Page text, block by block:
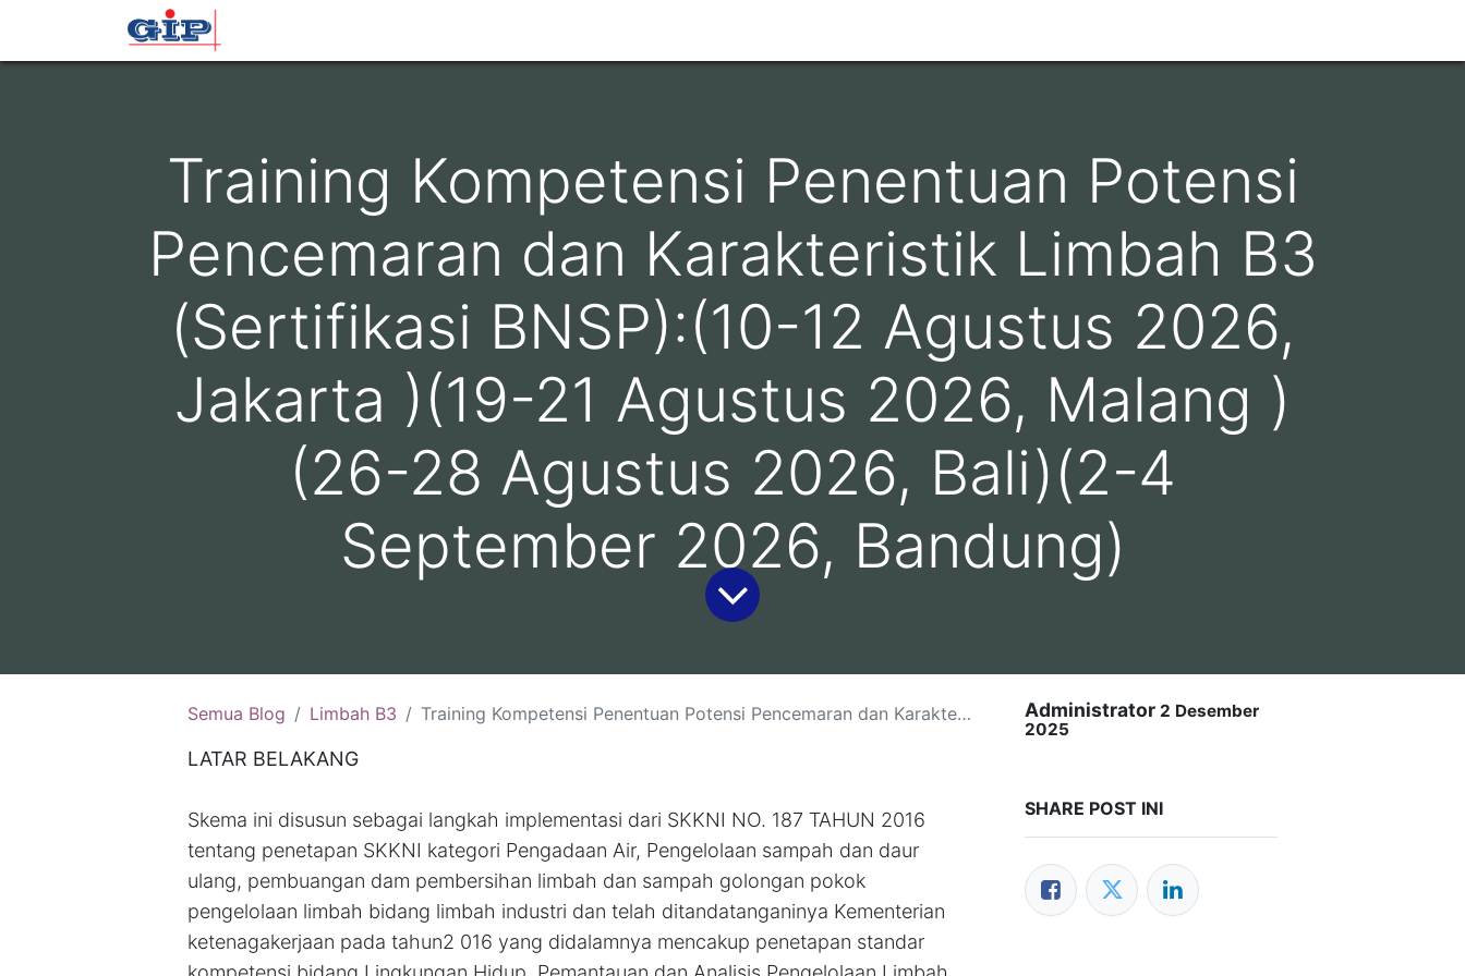
Training Kompetensi Penentuan Potensi
Pencemaran dan Karakteristik Limbah B3
(Sertifikasi BNSP):(10-12 Agustus 2026,
Jakarta )(19-21 Agustus 2026, Malang )
(26-28 Agustus 2026, Bali)(2-4
September 2026, Bandung)
Semua Blog Limbah B3 Training Kompetensi Penentuan Potensi Pencemaran dan Karakteristik Limbah B3 (Sertifikasi BNSP):(10-12 Agustus 2026, Jakarta )(19-21 Agustus 2026, Malang )(26-28 Agustus 2026, Bali)(2-4 September 2026, Bandung)
LATAR BELAKANG
Skema ini disusun sebagai langkah implementasi dari SKKNI NO. 187 TAHUN 2016
tentang penetapan SKKNI kategori Pengadaan Air, Pengelolaan sampah dan daur
ulang, pembuangan dam pembersihan limbah dan sampah golongan pokok
pengelolaan limbah bidang limbah industri dan telah ditandatanganinya Kementerian
ketenagakerjaan pada tahun2 016 yang didalamnya mencakup penetapan standar
Administrator 2 Desember
2025
SHARE POST INI